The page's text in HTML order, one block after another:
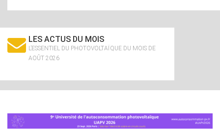
LES ACTUS DU MOIS
L’ESSENTIEL DU PHOTOVOLTAÏQUE DU MOIS DE
AOÛT 2026